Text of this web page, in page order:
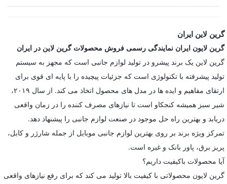
گرین لاین ایران
گرین لایون ایران نمایندگی رسمی فروش محصولات گرین لاین در ایران
گرین لاین یک برند پیشرو در تولید لوازم جانبی است که مجهز به سیستم
تولید پیشرفته با تکنولوژی است که جزئیات پیچیده را با پایه ای قوی برای
ارتقای مفاهیم و ایده ها در مدل های محصول اتخاذ می کند. از سال ۲۰۱۹،
شیر سبز همیشه کنجکاو است تا نیازهای مصرف کننده را در زمان واقعی
دریابد و بهترین راه حل موجود در صنعت لوازم جانبی را پیشنهاد دهد.
تمرکز ویژه برند بر روی بهترین لوازم جانبی موبایل از جمله شارژر و کابل،
پریز برق، پاور بانک و غیره است.
آیا محصولات باکیفیت داریم؟
گرین لایون محصولاتی با کیفیت بالا تولید می کند که برای رفع نیازهای واقعی